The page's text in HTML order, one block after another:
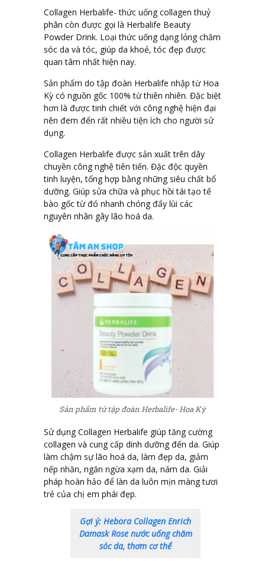
Collagen Herbalife- thức uống collagen thuỷ
phân còn được gọi là Herbalife Beauty
Powder Drink. Loại thức uống dạng lỏng chăm
sóc da và tóc, giúp da khoẻ, tóc đẹp được
quan tâm nhất hiện nay.
Sản phẩm do tập đoàn Herbalife nhập từ Hoa
Kỳ có nguồn gốc 100% từ thiên nhiên. Đặc biệt
hơn là được tinh chiết với công nghệ hiện đại
nên đem đến rất nhiều tiện ích cho người sử
dụng.
Collagen Herbalife được sản xuất trên dây
chuyền công nghệ tiên tiến. Đặc độc quyền
tinh luyện, tổng hợp bằng những siêu chất bổ
dưỡng. Giúp sửa chữa và phục hồi tái tạo tế
bào gốc từ đó nhanh chóng đẩy lùi các
nguyên nhân gây lão hoá da.
Sản phẩm từ tập đoàn Herbalife- Hoa Kỳ
Sử dụng Collagen Herbalife giúp tăng cường
collagen và cung cấp dinh dưỡng đến da. Giúp
làm chậm sự lão hoá da, làm đẹp da, giảm
nếp nhăn, ngăn ngừa xạm da, nám da. Giải
pháp hoàn hảo để làn da luôn mịn màng tươi
trẻ của chị em phái đẹp.
Gợi ý: Hebora Collagen Enrich
Damask Rose nước uống chăm
sóc da, thơm cơ thể